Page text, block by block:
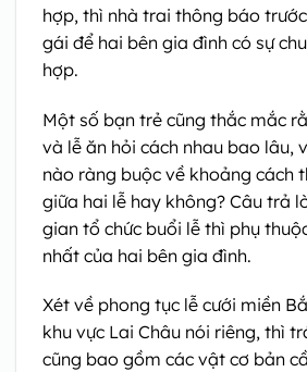
hợp, thì nhà trai thông báo
gái để hai bên gia đình có sự
hợp.
Một số bạn trẻ cũng thắc mắc
và lễ ăn hỏi cách nhau bao lâu,
nào ràng buộc về khoảng cách
giữa hai lễ hay không? Câu trả
gian tổ chức buổi lễ thì phụ
nhất của hai bên gia đình.
Xét về phong tục lễ cưới miền
khu vực Lai Châu nói riêng, thì
cũng bao gồm các vật cơ bản